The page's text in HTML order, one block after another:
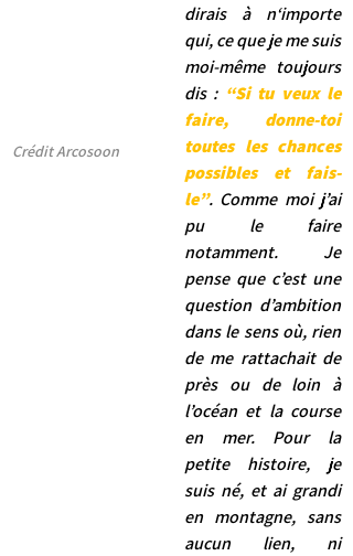
Crédit Arcosoon
dirais à n‘importe
qui, ce que je me suis
moi-même toujours
dis : “Si tu veux le
faire, donne-toi
toutes les chances
possibles et fais-
le”. Comme moi j’ai
pu le faire
notamment. Je
pense que c’est une
question d’ambition
dans le sens où, rien
de me rattachait de
près ou de loin à
l’océan et la course
en mer. Pour la
petite histoire, je
suis né, et ai grandi
en montagne, sans
aucun lien, ni